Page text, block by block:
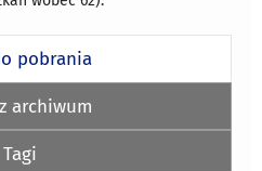
pobrania
archiwum
Tagi